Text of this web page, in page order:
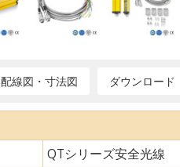
配線図・寸法図 ダウンロード
QTシリーズ安全光線